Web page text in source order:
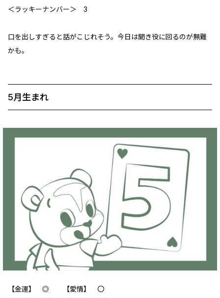
＜ラッキーナンバー＞ 3
口を出しすぎると話がこじれそう。今日は聞き役に回るのが無難
かも。
5月生まれ
【金運】 ‪‪◎ 【愛情】 〇